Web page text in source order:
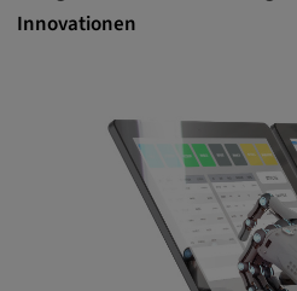
Innovationen
Externe Medien
Zweck:
Alle Cookies der
Medien"